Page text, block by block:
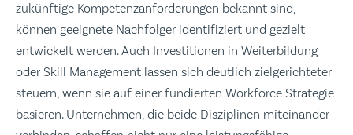
zukünftige Kompetenzanforderungen bekannt sind,
können geeignete Nachfolger identifiziert und gezielt
entwickelt werden. Auch Investitionen in Weiterbildung
oder Skill Management lassen sich deutlich zielgerichteter
steuern, wenn sie auf einer fundierten Workforce Strategie
basieren. Unternehmen, die beide Disziplinen miteinander